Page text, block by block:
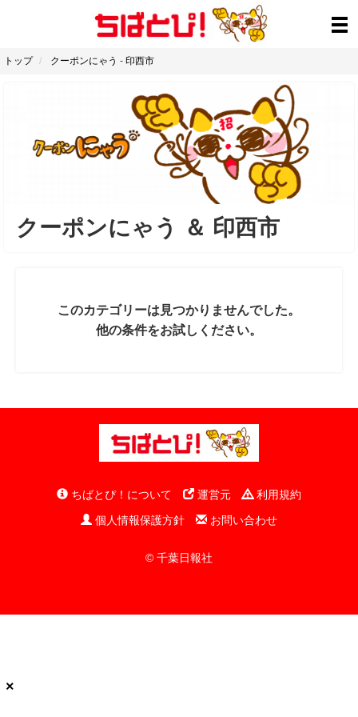
トップ クーポンにゃう - 印西市
クーポンにゃう ＆ 印西市
このカテゴリーは見つかりませんでした。
他の条件をお試しください。
ちばとぴ！について 運営元
利用規約
個人情報保護方針
お問い合わせ
© 千葉日報社
×